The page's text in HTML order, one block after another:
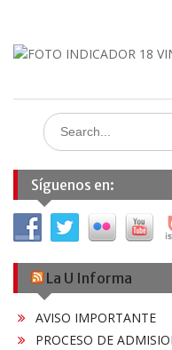
Search
for:
Síguenos en:
La U Informa
AVISO IMPORTANTE
PROCESO DE